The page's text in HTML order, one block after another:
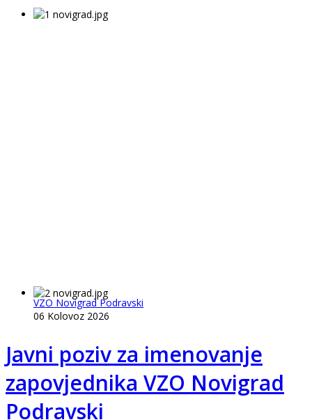
VZO Novigrad Podravski
06 Kolovoz 2026
Javni poziv za imenovanje
zapovjednika VZO Novigrad
Podravski